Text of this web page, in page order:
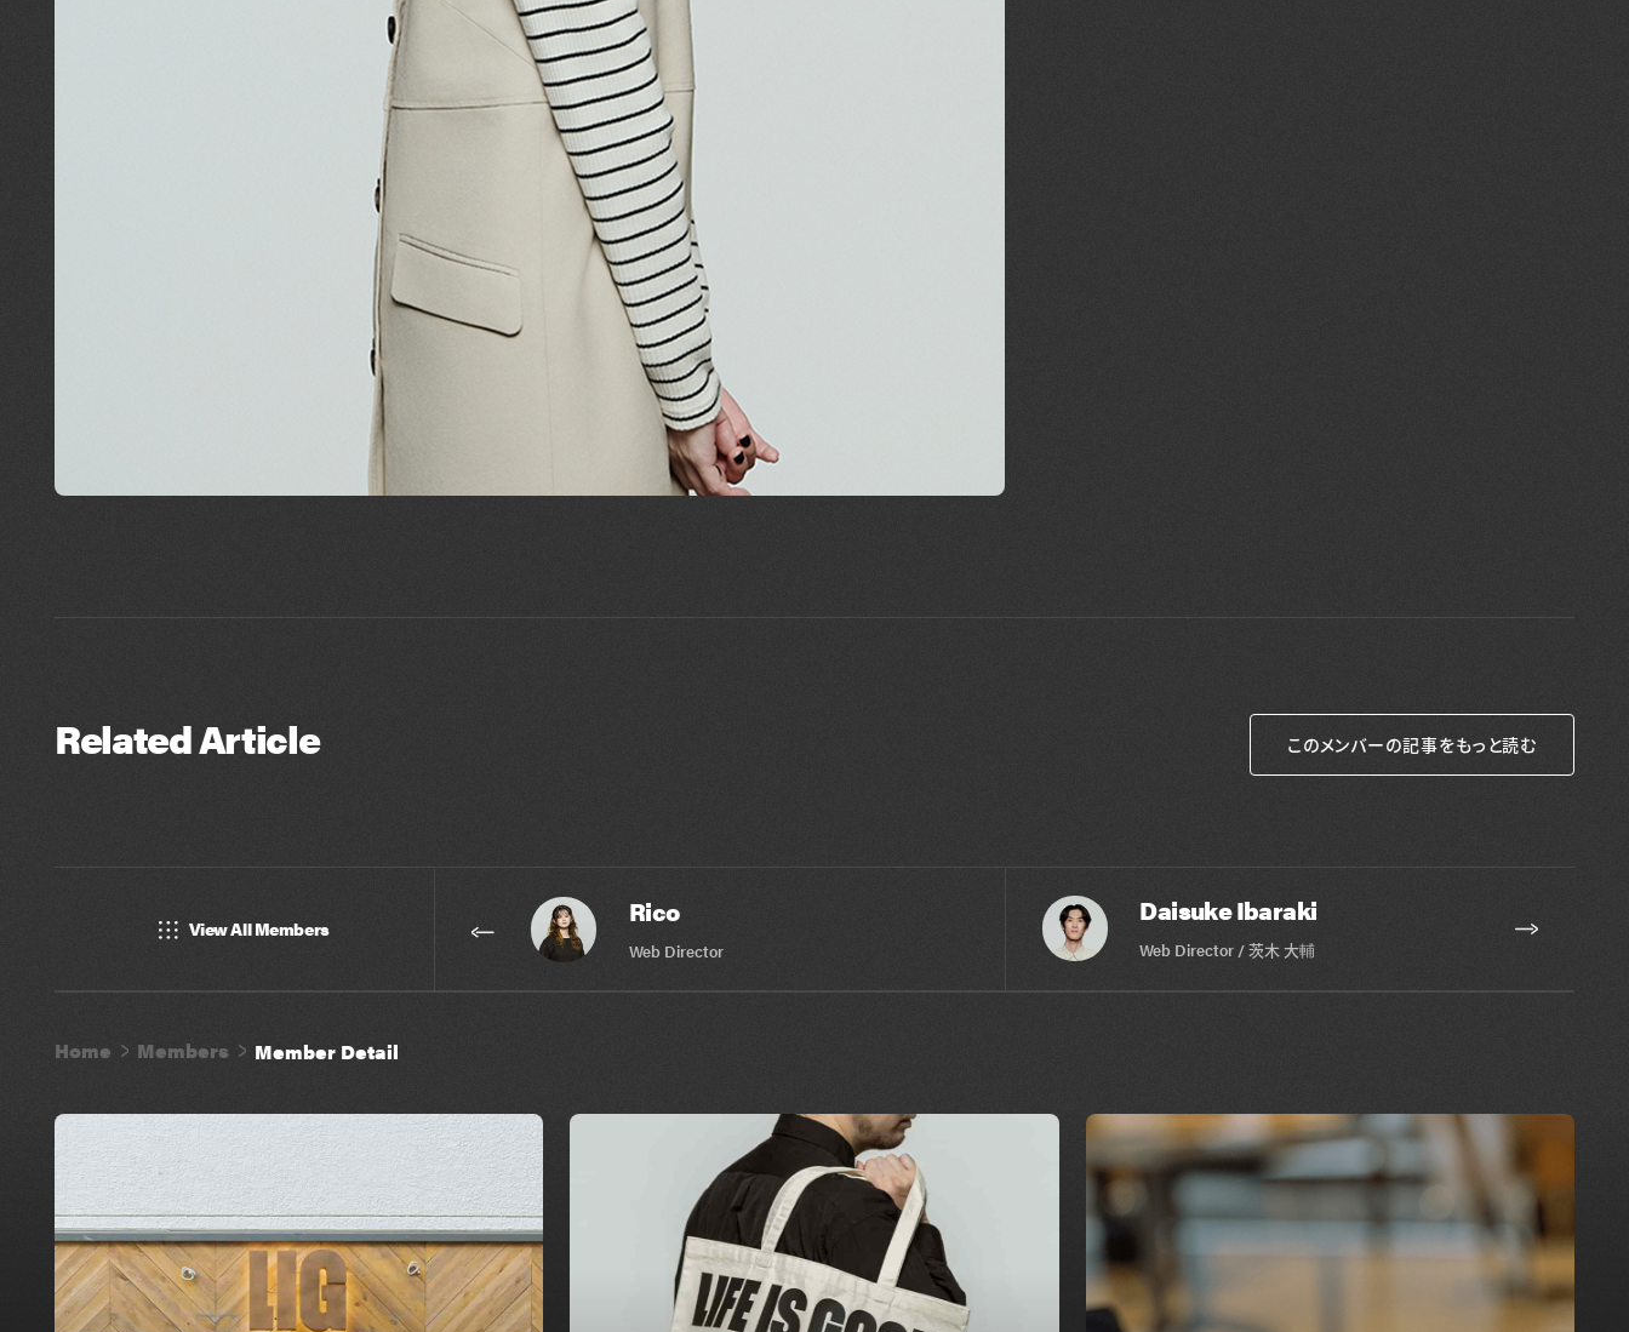
Related Article このメンバーの記事をもっと読む
View All Members Rico
Web Director
Daisuke Ibaraki
Web Director / 茨木 大輔
Home Members Member Detail